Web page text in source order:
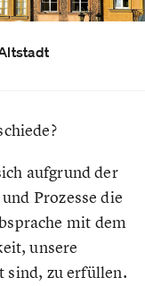
aufgrund der
Prozesse die
mit dem
unsere
sind, zu erfüllen.